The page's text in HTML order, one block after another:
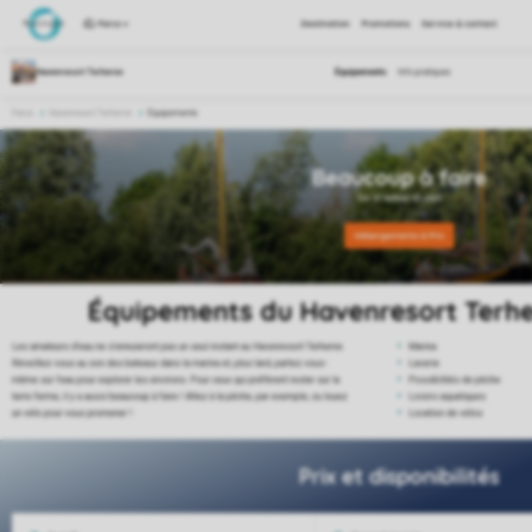
Parcs Destination Promotions Service & contact
Équipements
Hébergements & Prix
Équipements du Havenresort
Les amateurs d'eau ne s'ennuieront pas un seul instant au Havenresort Terherne.
Réveillez-vous au son des bateaux dans la marina et, plus tard, partez vous-
même sur l'eau pour explorer les environs. Pour ceux qui préfèrent rester sur la
terre ferme, il y a aussi beaucoup à faire ! Allez à la pêche, par exemple, ou louez
un vélo pour vous promener !
Marina
Laverie
Possibilités de pêche
Loisirs aquatiques
Location de vélos
Prix et disponibilités